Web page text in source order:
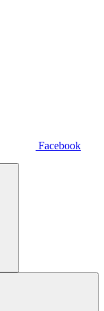
Facebook